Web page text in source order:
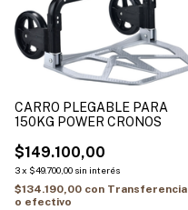
CARRO PLEGABLE PARA
150KG POWER CRONOS
$149.100,00
3x $49.700,00 sin interés
$134.190,00 con Transferencia
o efectivo